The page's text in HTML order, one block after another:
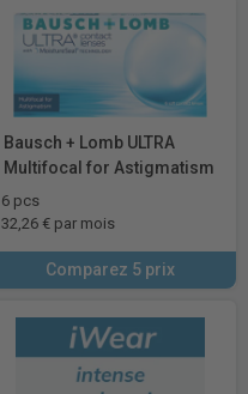
Bausch + Lomb ULTRA
Multifocal for Astigmatism
6 pcs
32,26 € par mois
Comparez 5 prix